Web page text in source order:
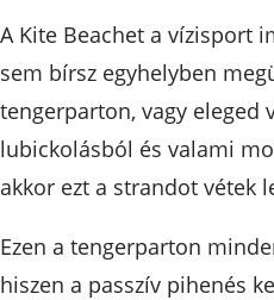
A Kite Beachet a vízisport
sem bírsz egyhelyben
tengerparton, vagy eleged
lubickolásból és valami
akkor ezt a strandot vétek
Ezen a tengerparton
hiszen a passzív pihenés